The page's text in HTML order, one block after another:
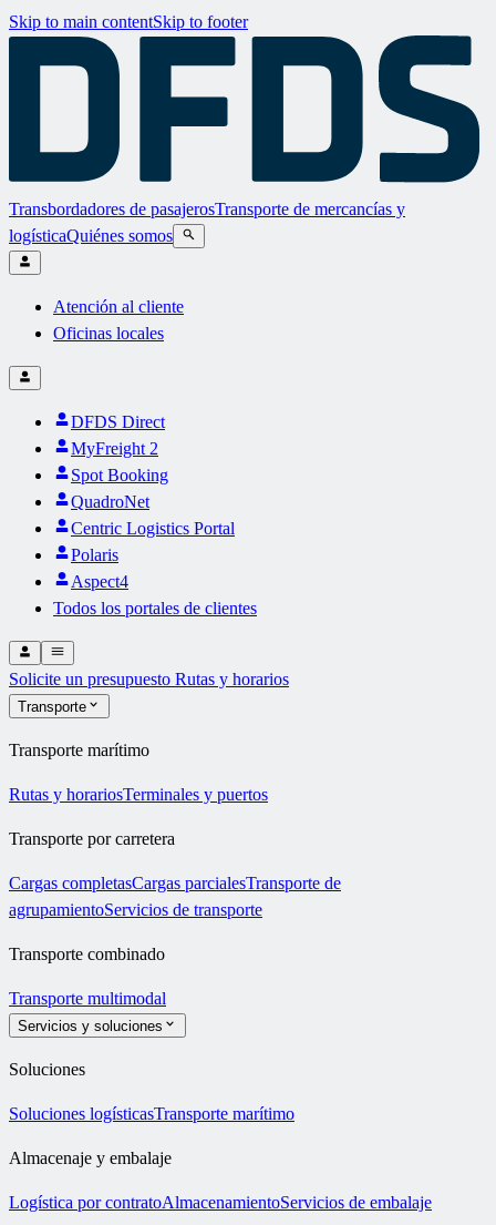
Skip to main contentSkip to footer
Transbordadores de pasajerosTransporte de mercancías y
logísticaQuiénes somos
Atención al cliente
Oficinas locales
DFDS Direct
MyFreight 2
Spot Booking
QuadroNet
Centric Logistics Portal
Polaris
Aspect4
Todos los portales de clientes
Solicite un presupuesto Rutas y horarios
Transporte
Transporte marítimo
Rutas y horariosTerminales y puertos
Transporte por carretera
Cargas completasCargas parcialesTransporte de
agrupamientoServicios de transporte
Transporte combinado
Transporte multimodal
Servicios y soluciones
Soluciones
Soluciones logísticasTransporte marítimo
Almacenaje y embalaje
Logística por contratoAlmacenamientoServicios de embalaje